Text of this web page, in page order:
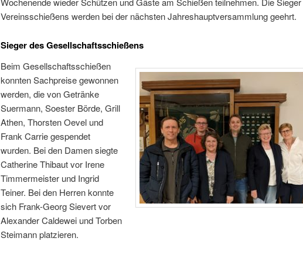
Vereinsschießens werden bei der nächsten Jahreshauptversammlung geehrt.
Sieger des Gesellschaftsschießens
Beim Gesellschaftsschießen
konnten Sachpreise gewonnen
werden, die von Getränke
Suermann, Soester Börde, Grill
Athen, Thorsten Oevel und
Frank Carrie gespendet
wurden. Bei den Damen siegte
Catherine Thibaut vor Irene
Timmermeister und Ingrid
Teiner. Bei den Herren konnte
sich Frank-Georg Sievert vor
Alexander Caldewei und Torben
Steimann platzieren.